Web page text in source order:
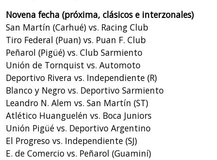
Novena fecha (próxima, clásicos e interzonales)
San Martín (Carhué) vs. Racing Club
Tiro Federal (Puan) vs. Puan F. Club
Peñarol (Pigüé) vs. Club Sarmiento
Unión de Tornquist vs. Automoto
Deportivo Rivera vs. Independiente (R)
Blanco y Negro vs. Deportivo Sarmiento
Leandro N. Alem vs. San Martín (ST)
Atlético Huanguelén vs. Boca Juniors
Unión Pigüé vs. Deportivo Argentino
El Progreso vs. Independiente (SJ)
E. de Comercio vs. Peñarol (Guaminí)